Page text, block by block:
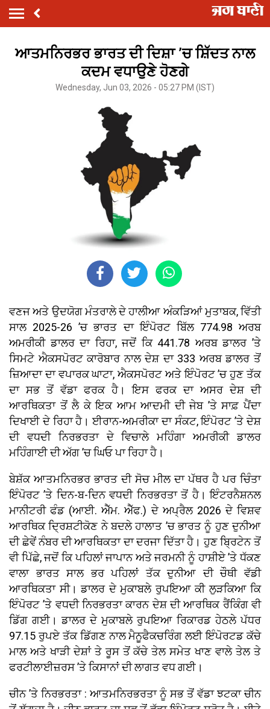
ਆਤਮਨਿਰਭਰ ਭਾਰਤ ਦੀ ਦਿਸ਼ਾ ’ਚ ਸ਼ਿੱਦਤ ਨਾਲ
ਕਦਮ ਵਧਾਉਣੇ ਹੋਣਗੇ
Wednesday, Jun 03, 2026 - 05:27 PM (IST)
ਵਣਜ ਅਤੇ ਉਦਯੋਗ ਮੰਤਰਾਲੇ ਦੇ ਹਾਲੀਆ ਅੰਕੜਿਆਂ ਮੁਤਾਬਕ, ਵਿੱਤੀ
ਸਾਲ 2025-26 ’ਚ ਭਾਰਤ ਦਾ ਇੰਪੋਰਟ ਬਿੱਲ 774.98 ਅਰਬ
ਅਮਰੀਕੀ ਡਾਲਰ ਦਾ ਰਿਹਾ, ਜਦੋਂ ਕਿ 441.78 ਅਰਬ ਡਾਲਰ ’ਤੇ
ਸਿਮਟੇ ਐਕਸਪੋਰਟ ਕਾਰੋਬਾਰ ਨਾਲ ਦੇਸ਼ ਦਾ 333 ਅਰਬ ਡਾਲਰ ਤੋਂ
ਜ਼ਿਆਦਾ ਦਾ ਵਪਾਰਕ ਘਾਟਾ, ਐਕਸਪੋਰਟ ਅਤੇ ਇੰਪੋਰਟ ’ਚ ਹੁਣ ਤੱਕ
ਦਾ ਸਭ ਤੋਂ ਵੱਡਾ ਫਰਕ ਹੈ। ਇਸ ਫਰਕ ਦਾ ਅਸਰ ਦੇਸ਼ ਦੀ
ਆਰਥਿਕਤਾ ਤੋਂ ਲੈ ਕੇ ਇਕ ਆਮ ਆਦਮੀ ਦੀ ਜੇਬ ’ਤੇ ਸਾਫ਼ ਪੈਂਦਾ
ਦਿਖਾਈ ਦੇ ਰਿਹਾ ਹੈ। ਈਰਾਨ-ਅਮਰੀਕਾ ਦਾ ਸੰਕਟ, ਇੰਪੋਰਟ ’ਤੇ ਦੇਸ਼
ਦੀ ਵਧਦੀ ਨਿਰਭਰਤਾ ਦੇ ਵਿਚਾਲੇ ਮਹਿੰਗਾ ਅਮਰੀਕੀ ਡਾਲਰ
ਮਹਿੰਗਾਈ ਦੀ ਅੱਗ ’ਚ ਘਿਓ ਪਾ ਰਿਹਾ ਹੈ।
ਬੇਸ਼ੱਕ ਆਤਮਨਿਰਭਰ ਭਾਰਤ ਦੀ ਸੋਚ ਮੀਲ ਦਾ ਪੱਥਰ ਹੈ ਪਰ ਚਿੰਤਾ
ਇੰਪੋਰਟ ’ਤੇ ਦਿਨ-ਬ-ਦਿਨ ਵਧਦੀ ਨਿਰਭਰਤਾ ਤੋਂ ਹੈ। ਇੰਟਰਨੈਸ਼ਨਲ
ਮਾਨੀਟਰੀ ਫੰਡ (ਆਈ. ਐੱਮ. ਐੱਫ.) ਦੇ ਅਪ੍ਰੈਲ 2026 ਦੇ ਵਿਸ਼ਵ
ਆਰਥਿਕ ਦ੍ਰਿਸ਼ਟੀਕੋਣ ਨੇ ਬਦਲੇ ਹਾਲਾਤ ’ਚ ਭਾਰਤ ਨੂੰ ਹੁਣ ਦੁਨੀਆ
ਦੀ ਛੇਵੇਂ ਨੰਬਰ ਦੀ ਆਰਥਿਕਤਾ ਦਾ ਦਰਜਾ ਦਿੱਤਾ ਹੈ। ਹੁਣ ਬ੍ਰਿਟੇਨ ਤੋਂ
ਵੀ ਪਿੱਛੇ, ਜਦੋਂ ਕਿ ਪਹਿਲਾਂ ਜਾਪਾਨ ਅਤੇ ਜਰਮਨੀ ਨੂੰ ਹਾਸ਼ੀਏ ’ਤੇ ਧੱਕਣ
ਵਾਲਾ ਭਾਰਤ ਸਾਲ ਭਰ ਪਹਿਲਾਂ ਤੱਕ ਦੁਨੀਆ ਦੀ ਚੌਥੀ ਵੱਡੀ
ਆਰਥਿਕਤਾ ਸੀ। ਡਾਲਰ ਦੇ ਮੁਕਾਬਲੇ ਰੁਪਇਆ ਕੀ ਲੁੜਕਿਆ ਕਿ
ਇੰਪੋਰਟ ’ਤੇ ਵਧਦੀ ਨਿਰਭਰਤਾ ਕਾਰਨ ਦੇਸ਼ ਦੀ ਆਰਥਿਕ ਰੈਂਕਿੰਗ ਵੀ
ਡਿੱਗ ਗਈ। ਡਾਲਰ ਦੇ ਮੁਕਾਬਲੇ ਰੁਪਇਆ ਰਿਕਾਰਡ ਹੇਠਲੇ ਪੱਧਰ
97.15 ਰੁਪਏ ਤੱਕ ਡਿੱਗਣ ਨਾਲ ਮੈਨੂਫੈਕਚਰਿੰਗ ਲਈ ਇੰਪੋਰਟਡ ਕੱਚੇ
ਮਾਲ ਅਤੇ ਖਾੜੀ ਦੇਸ਼ਾਂ ਤੇ ਰੂਸ ਤੋਂ ਕੱਚੇ ਤੇਲ ਸਮੇਤ ਖਾਣ ਵਾਲੇ ਤੇਲ ਤੇ
ਫਰਟੀਲਾਈਜ਼ਰਸ ’ਤੇ ਕਿਸਾਨਾਂ ਦੀ ਲਾਗਤ ਵਧ ਗਈ।
ਚੀਨ ’ਤੇ ਨਿਰਭਰਤਾ : ਆਤਮਨਿਰਭਰਤਾ ਨੂੰ ਸਭ ਤੋਂ ਵੱਡਾ ਝਟਕਾ ਚੀਨ